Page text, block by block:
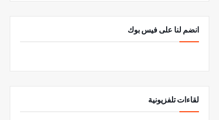
انضم لنا على فيس بوك
لقاءات تلفزيونية